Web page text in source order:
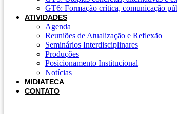
GT6: Formação crítica, comunicação
ATIVIDADES
Agenda
Reuniões de Atualização e Reflexão
Seminários Interdisciplinares
Produções
Posicionamento Institucional
Notícias
MIDIATECA
CONTATO